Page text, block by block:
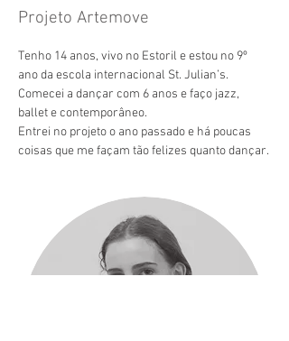
Projeto Artemove
Tenho 14 anos, vivo no Estoril e estou no 9º
ano da escola internacional St. Julian’s.
Comecei a dançar com 6 anos e faço jazz,
ballet e contemporâneo.
Entrei no projeto o ano passado e há poucas
coisas que me façam tão felizes quanto dançar.